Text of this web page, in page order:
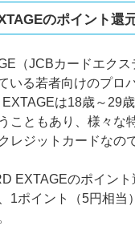
のポイント還
（JCBカードエクス
いる若者向けのプロ
は18歳～29
こともあり、様々な
レジットカードなの
EXTAGEのポイン
1ポイント（5円相当